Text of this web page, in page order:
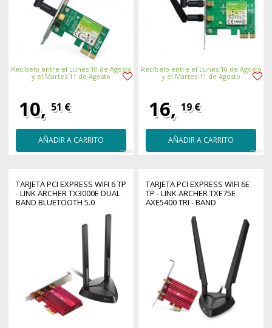
Recíbelo entre el Lunes 10 de Agosto
y el Martes 11 de Agosto
10, 51 €
AÑADIR A CARRITO
25950
Recíbelo entre el Lunes 10 de Agosto
y el Martes 11 de Agosto
16, 19 €
AÑADIR A CARRITO
25877
TARJETA PCI EXPRESS WIFI 6 TP
- LINK ARCHER TX3000E DUAL
BAND BLUETOOTH 5.0
TARJETA PCI EXPRESS WIFI 6E
TP - LINK ARCHER TXE75E
AXE5400 TRI - BAND